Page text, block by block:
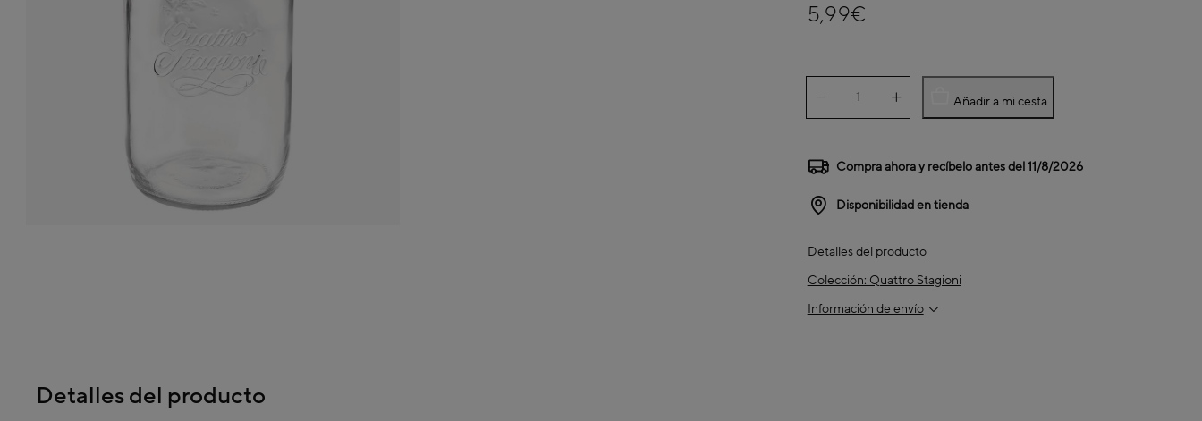
5,99€
Añadir a mi cesta
Compra ahora y recíbelo antes del11/8/2026
Disponibilidad en tienda
Detalles del producto
Colección: Quattro Stagioni
Información de envío
Detalles del producto